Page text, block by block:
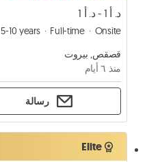
د. أ 1 - د. أ 1
5-10 years Full-time
Onsite
قصقص, بيروت
منذ ٦ أيام
رسالة
Elite